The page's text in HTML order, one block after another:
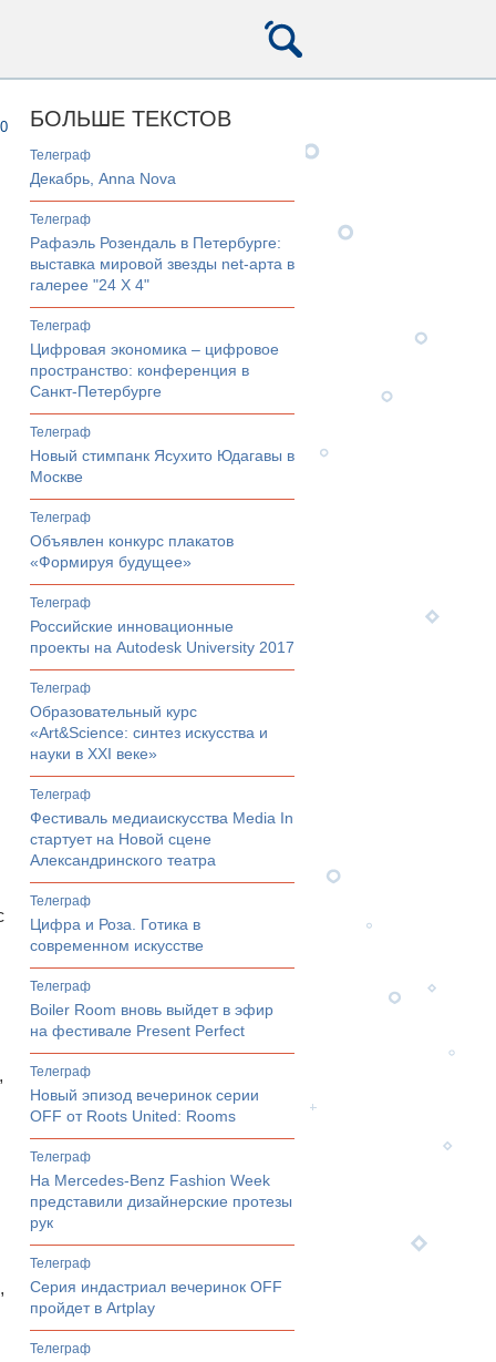
0 БОЛЬШЕ ТЕКСТОВ
телеграф
Декабрь, Anna Nova
телеграф
Рафаэль Розендаль в Петербурге:
выставка мировой звезды net-арта в
галерее "24 Х 4"
телеграф
Цифровая экономика – цифровое
пространство: конференция в
Санкт-Петербурге
телеграф
Новый стимпанк Ясухито Юдагавы в
Москве
телеграф
Объявлен конкурс плакатов
«Формируя будущее»
телеграф
Российские инновационные
проекты на Autodesk University 2017
телеграф
Образовательный курс
«Art&Science: синтез искусства и
науки в XXI веке»
телеграф
Фестиваль медиаискусства Media In
стартует на Новой сцене
Александринского театра
телеграф
Цифра и Роза. Готика в
современном искусстве
телеграф
Boiler Room вновь выйдет в эфир
на фестивале Present Perfect
телеграф
Новый эпизод вечеринок серии
OFF от Roots United: Rooms
телеграф
На Mercedes-Benz Fashion Week
представили дизайнерские протезы
рук
телеграф
Серия индастриал вечеринок OFF
пройдет в Artplay
телеграф